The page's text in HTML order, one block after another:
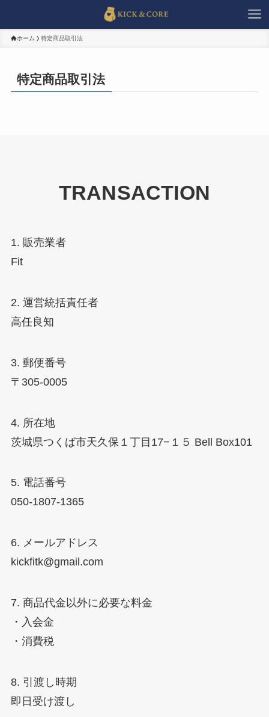
ホーム 特定商品取引法
特定商品取引法
TRANSACTION
1. 販売業者
Fit
2. 運営統括責任者
高任良知
3. 郵便番号
〒305-0005
4. 所在地
茨城県つくば市天久保１丁目17−１５ Bell Box101
5. 電話番号
050-1807-1365
6. メールアドレス
kickfitk@gmail.com
7. 商品代金以外に必要な料金
・入会金
・消費税
8. 引渡し時期
即日受け渡し